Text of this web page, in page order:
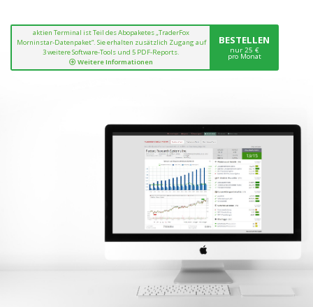
aktien Terminal ist Teil des Abopaketes „TraderFox
Morninstar-Datenpaket“. Sie erhalten zusätzlich Zugang auf
3 weitere Software-Tools und 5 PDF-Reports.
Weitere Informationen
BESTELLEN
nur 25 €
pro Monat